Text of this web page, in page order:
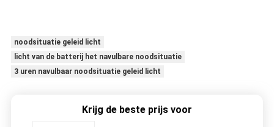
noodsituatie geleid licht
licht van de batterij het navulbare noodsituatie
3 uren navulbaar noodsituatie geleid licht
Krijg de beste prijs voor